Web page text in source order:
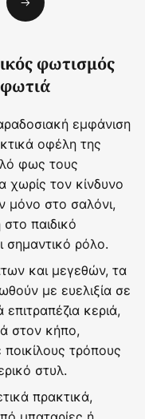
Επόμενο
φωτισμός
εμφάνιση
οφέλη της
φως τους
χωρίς τον κίνδυνο
μόνο στο σαλόνι,
παιδικό
σημαντικό ρόλο.
και μεγεθών, τα
με ευελιξία σε
κεριά,
στον κήπο,
τρόπους
στυλ.
πρακτικά,